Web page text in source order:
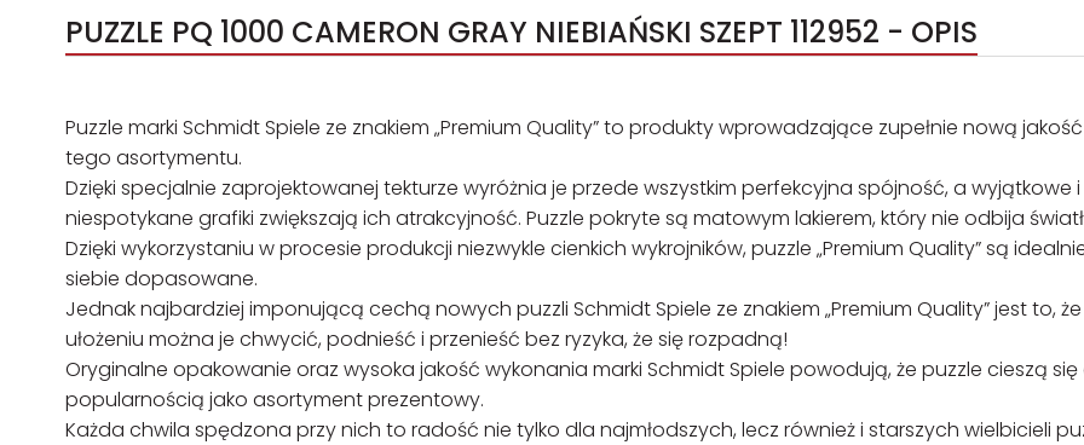
PUZZLE PQ 1000 CAMERON GRAY NIEBIAŃSKI SZEPT 112952 - OPIS
Puzzle marki Schmidt Spiele ze znakiem „Premium Quality” to produkty wprowadzające zupełnie nową
tego asortymentu.
Dzięki specjalnie zaprojektowanej tekturze wyróżnia je przede wszystkim perfekcyjna spójność, a wyjątkowe i
niespotykane grafiki zwiększają ich atrakcyjność. Puzzle pokryte są matowym lakierem, który nie odbija
Dzięki wykorzystaniu w procesie produkcji niezwykle cienkich wykrojników, puzzle „Premium Quality” są
siebie dopasowane.
Jednak najbardziej imponującą cechą nowych puzzli Schmidt Spiele ze znakiem „Premium Quality” jest to,
ułożeniu można je chwycić, podnieść i przenieść bez ryzyka, że się rozpadną!
Oryginalne opakowanie oraz wysoka jakość wykonania marki Schmidt Spiele powodują, że puzzle cieszą się
popularnością jako asortyment prezentowy.
Każda chwila spędzona przy nich to radość nie tylko dla najmłodszych, lecz również i starszych wielbicieli